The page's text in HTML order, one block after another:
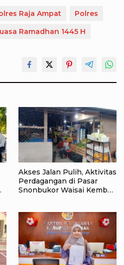
Raja Ampat
Polres
Ramadhan 1445 H
Akses Jalan Pulih, Aktivitas
Perdagangan di Pasar
Snonbukor Waisai Kembali